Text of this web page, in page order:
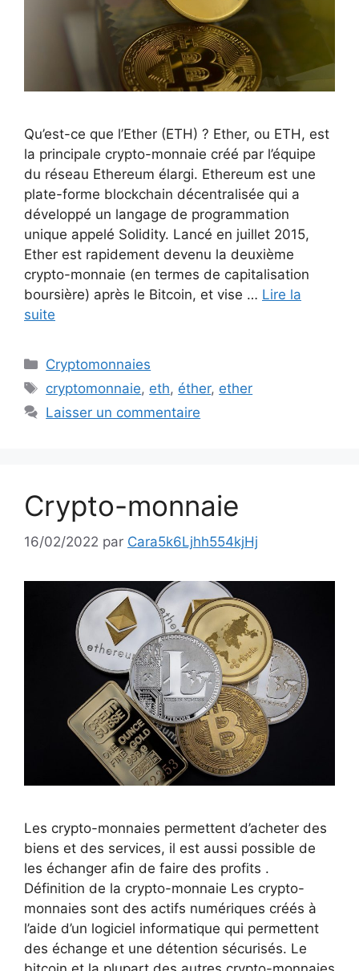
Qu’est-ce que l’Ether (ETH) ? Ether, ou ETH, est
la principale crypto-monnaie créé par l’équipe
du réseau Ethereum élargi. Ethereum est une
plate-forme blockchain décentralisée qui a
développé un langage de programmation
unique appelé Solidity. Lancé en juillet 2015,
Ether est rapidement devenu la deuxième
crypto-monnaie (en termes de capitalisation
boursière) après le Bitcoin, et vise … Lire la
suite
Catégories
Cryptomonnaies
Étiquettes
cryptomonnaie, eth, éther, ether
Laisser un commentaire
Crypto-monnaie
16/02/2022 par Cara5k6Ljhh554kjHj
Les crypto-monnaies permettent d’acheter des
biens et des services, il est aussi possible de
les échanger afin de faire des profits .
Définition de la crypto-monnaie Les crypto-
monnaies sont des actifs numériques créés à
l’aide d’un logiciel informatique qui permettent
des échange et une détention sécurisés. Le